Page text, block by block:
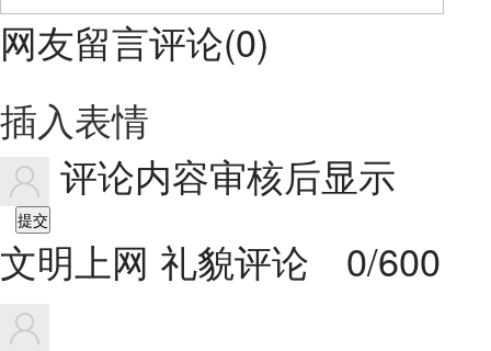
网友留言评论(0)
插入表情
评论内容审核后显示
提交
文明上网 礼貌评论 0/600